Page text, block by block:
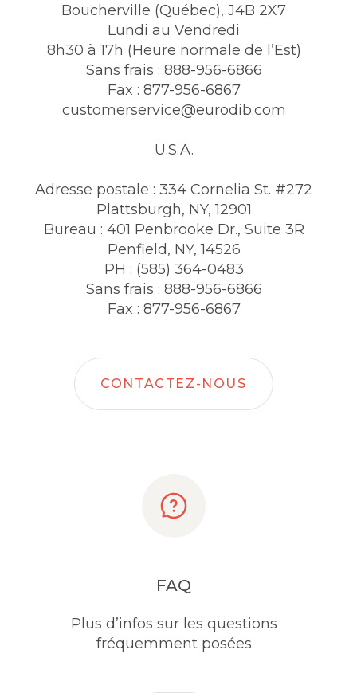
Boucherville (Québec), J4B 2X7
Lundi au Vendredi
8h30 à 17h (Heure normale de l’Est)
Sans frais : 888-956-6866
Fax : 877-956-6867
customerservice@eurodib.com
U.S.A.
Adresse postale : 334 Cornelia St. #272
Plattsburgh, NY, 12901
Bureau : 401 Penbrooke Dr., Suite 3R
Penfield, NY, 14526
PH : (585) 364-0483
Sans frais : 888-956-6866
Fax : 877-956-6867
CONTACTEZ-NOUS
FAQ
Plus d’infos sur les questions
fréquemment posées